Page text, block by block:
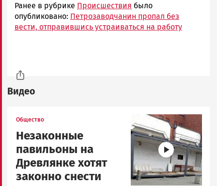
Ранее в рубрике Происшествия было
опубликовано: Петрозаводчанин пропал без
вести, отправившись устраиваться на работу
Видео
Общество
Незаконные
павильоны на
Древлянке хотят
законно снести
Image